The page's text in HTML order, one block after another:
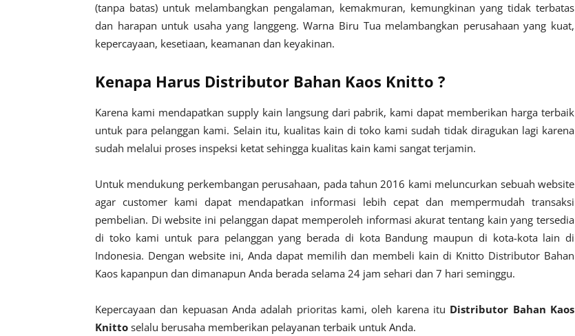
(tanpa batas) untuk melambangkan pengalaman, kemakmuran, kemungkinan yang tidak terbatas
dan harapan untuk usaha yang langgeng. Warna Biru Tua melambangkan perusahaan yang kuat,
kepercayaan, kesetiaan, keamanan dan keyakinan.
Kenapa Harus Distributor Bahan Kaos Knitto ?
Karena kami mendapatkan supply kain langsung dari pabrik, kami dapat memberikan harga terbaik
untuk para pelanggan kami. Selain itu, kualitas kain di toko kami sudah tidak diragukan lagi karena
sudah melalui proses inspeksi ketat sehingga kualitas kain kami sangat terjamin.
Untuk mendukung perkembangan perusahaan, pada tahun 2016 kami meluncurkan sebuah website
agar customer kami dapat mendapatkan informasi lebih cepat dan mempermudah transaksi
pembelian. Di website ini pelanggan dapat memperoleh informasi akurat tentang kain yang tersedia
di toko kami untuk para pelanggan yang berada di kota Bandung maupun di kota-kota lain di
Indonesia. Dengan website ini, Anda dapat memilih dan membeli kain di Knitto Distributor Bahan
Kaos kapanpun dan dimanapun Anda berada selama 24 jam sehari dan 7 hari seminggu.
Kepercayaan dan kepuasan Anda adalah prioritas kami, oleh karena itu Distributor Bahan Kaos
Knitto selalu berusaha memberikan pelayanan terbaik untuk Anda.